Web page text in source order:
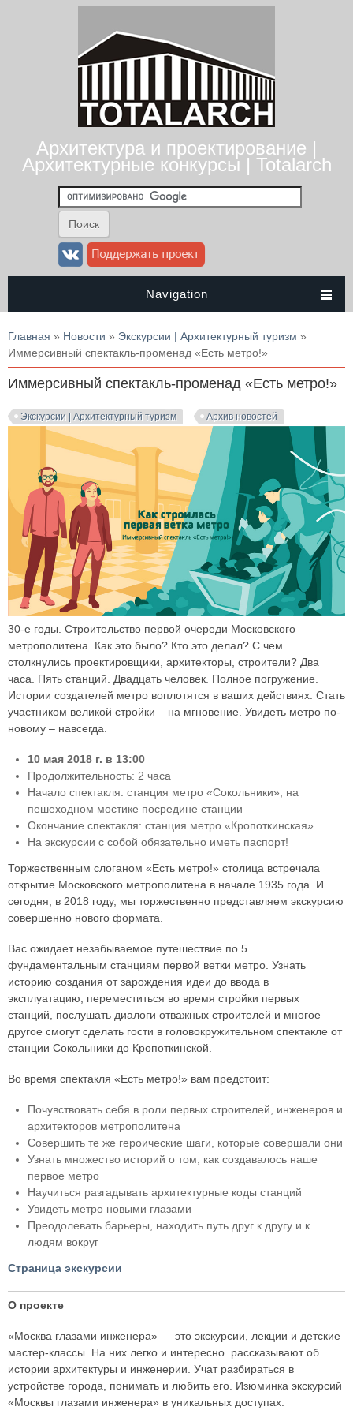
Архитектура и проектирование |
Архитектурные конкурсы | Totalarch
Navigation
Вы здесь
Главная » Новости » Экскурсии | Архитектурный туризм »
Иммерсивный спектакль-променад «Есть метро!»
Иммерсивный спектакль-променад «Есть метро!»
Экскурсии | Архитектурный туризм Архив новостей
30-е годы. Строительство первой очереди Московского
метрополитена. Как это было? Кто это делал? С чем
столкнулись проектировщики, архитекторы, строители? Два
часа. Пять станций. Двадцать человек. Полное погружение.
Истории создателей метро воплотятся в ваших действиях. Стать
участником великой стройки – на мгновение. Увидеть метро по-
новому – навсегда.
10 мая 2018 г. в 13:00
Продолжительность: 2 часа
Начало спектакля: станция метро «Сокольники», на
пешеходном мостике посредине станции
Окончание спектакля: станция метро «Кропоткинская»
На экскурсии с собой обязательно иметь паспорт!
Торжественным слоганом «Есть метро!» столица встречала
открытие Московского метрополитена в начале 1935 года. И
сегодня, в 2018 году, мы торжественно представляем экскурсию
совершенно нового формата.
Вас ожидает незабываемое путешествие по 5
фундаментальным станциям первой ветки метро. Узнать
историю создания от зарождения идеи до ввода в
эксплуатацию, переместиться во время стройки первых
станций, послушать диалоги отважных строителей и многое
другое смогут сделать гости в головокружительном спектакле от
станции Сокольники до Кропоткинской.
Во время спектакля «Есть метро!» вам предстоит:
Почувствовать себя в роли первых строителей, инженеров и
архитекторов метрополитена
Совершить те же героические шаги, которые совершали они
Узнать множество историй о том, как создавалось наше
первое метро
Научиться разгадывать архитектурные коды станций
Увидеть метро новыми глазами
Преодолевать барьеры, находить путь друг к другу и к
людям вокруг
Страница экскурсии
О проекте
«Москва глазами инженера» — это экскурсии, лекции и детские
мастер-классы. На них легко и интересно рассказывают об
истории архитектуры и инженерии. Учат разбираться в
устройстве города, понимать и любить его. Изюминка экскурсий
«Москвы глазами инженера» в уникальных доступах.